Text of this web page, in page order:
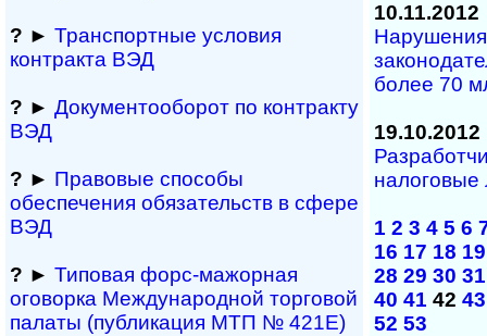
? ► Транспортные условия
контракта ВЭД
? ► Документооборот по контракту
ВЭД
? ► Правовые способы
обеспечения обяза­тельств в сфере
ВЭД
? ► Типовая форс-мажор­ная
оговорка Междуна­род­ной торговой
палаты (публикация МТП № 421Е)
10.11.2012
более 70
19.10.2012
налоговые
1 2 3 4 5 6
16 17 18 19
28 29 30 31
40 41 42 43
52 53